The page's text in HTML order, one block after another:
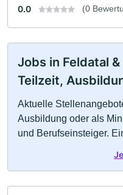
0.0 (0
Jobs in Feldatal
Teilzeit,
Aktuelle
Ausbildung oder als
und Berufseinsteiger.